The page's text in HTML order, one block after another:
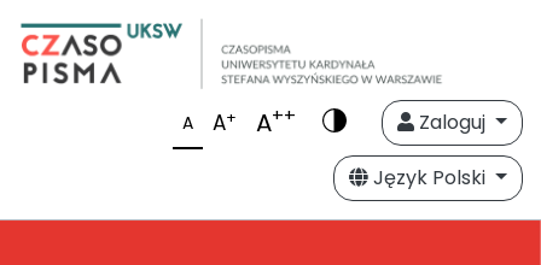
A A+ A++
Zaloguj
Język Polski